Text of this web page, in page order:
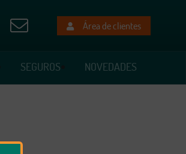
Área de clientes
SEGUROS NOVEDADES